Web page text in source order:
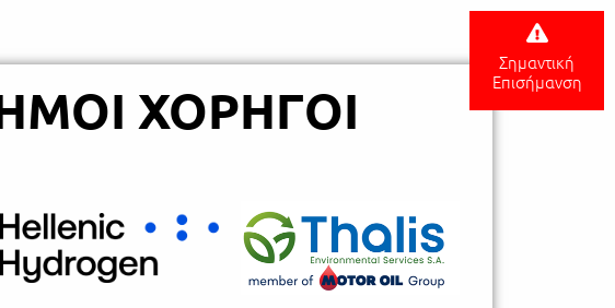
ΧΟΡΗΓΟΙ
Σημαντική
Επισήμανση